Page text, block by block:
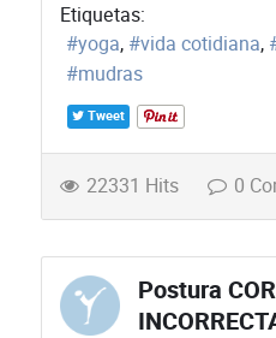
Etiquetas:
yoga
vida cotidiana
mudras
Tweet
22331 Hits 0
Postura